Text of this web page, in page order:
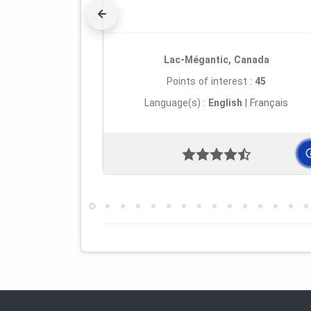
l'Homme, collection Mercure, division
Lac-Mégantic, Canada
Points of interest : 45
Language(s) : English Français